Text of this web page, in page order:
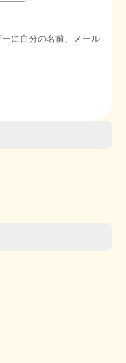
に自分の名前、メール